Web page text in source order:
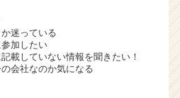
迷っている
加したい
載していない情報を聞きたい！
会社なのか気になる